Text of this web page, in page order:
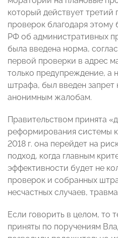
который действует третий
проверок благодаря
РФ об административных
была введена норма,
первой проверки в адрес
только предупреждение, а
штрафа, был введен запрет
анонимным жалобам.
Правительством принята
реформирования системы
2018 г. она перейдет на
подход, когда главным
эффективности будет не
проверок и собранных
несчастных случаев,
Если говорить в целом, то
приняты по поручениям